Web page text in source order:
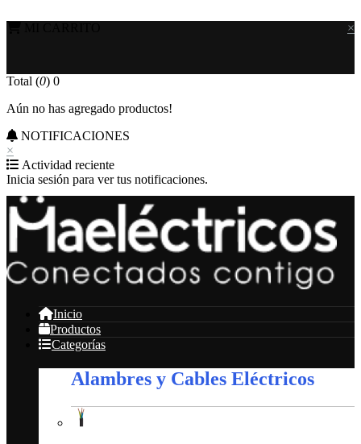
×
Total (0) 0
Aún no has agregado productos!
NOTIFICACIONES
×
Actividad reciente
Inicia sesión para ver tus notificaciones.
Inicio
Productos
Categorías
Alambres y Cables Eléctricos